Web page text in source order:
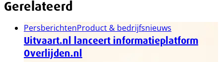
Gerelateerd
PersberichtenProduct & bedrijfsnieuws
Uitvaart.nl lanceert informatieplatform
Overlijden.nl